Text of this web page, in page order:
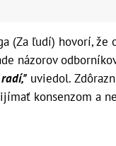
(Za ľudí) hovorí, že
názorov
uviedol.
konsenzom a